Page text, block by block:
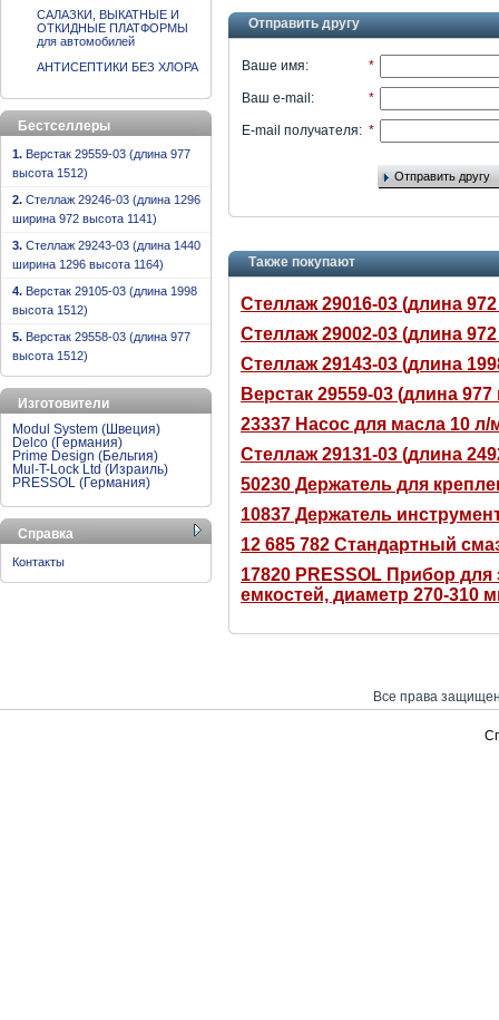
Отправить другу
Ваше имя: *
Ваш e-mail : *
E-mail получателя: *
Отправить другу
Также покупают
Стеллаж 29016-03 (длина
Стеллаж 29002-03 (длина
Стеллаж 29143-03 (длина
Верстак 29559-03 (длина
23337 Насос для масла 10 л/
Стеллаж 29131-03 (длина
50230 Держатель для
10837 Держатель
12 685 782 Стандартный
17820 PRESSOL Прибор
емкостей, диаметр 270-310
САЛАЗКИ, ВЫКАТНЫЕ И
ОТКИДНЫЕ ПЛАТФОРМЫ
для автомобилей
АНТИСЕПТИКИ БЕЗ ХЛОРА
Бестселлеры
1. Верстак 29559-03 (длина 977
высота 1512)
2. Стеллаж 29246-03 (длина 1296
ширина 972 высота 1141)
3. Стеллаж 29243-03 (длина 1440
ширина 1296 высота 1164)
4. Верстак 29105-03 (длина 1998
высота 1512)
5. Верстак 29558-03 (длина 977
высота 1512)
Изготовители
Modul System (Швеция)
Delco (Германия)
Prime Design (Бельгия)
Mul-T-Lock Ltd (Израиль)
PRESSOL (Германия)
Справка
Контакты
Все права